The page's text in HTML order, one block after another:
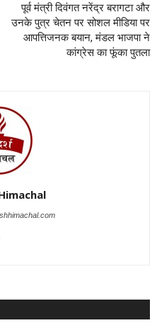
पूर्व मंत्री दिवंगत नरेंद्र बरागटा और
उनके पुत्र चेतन पर सोशल मीडिया पर
आपत्तिजनक बयान, मंडल भाजपा ने
कांग्रेस का फूंका पुतला